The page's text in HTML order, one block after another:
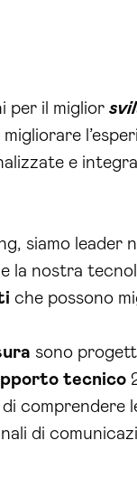
per il miglior
e
siamo leader
la nostra
che possono
sono
tecnico
comprendere
di